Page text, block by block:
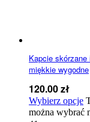
Kapcie
miękkie wygodne
120.00zł
Wybierz opcje
można wybrać